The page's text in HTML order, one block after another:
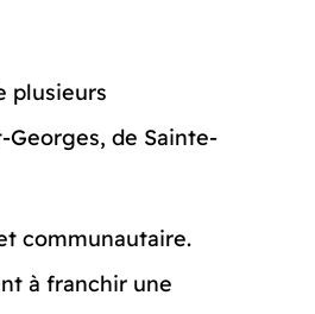
plusieurs
Georges, de Sainte-
communautaire.
à franchir une